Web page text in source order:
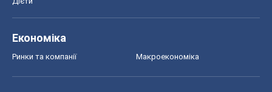
Економіка
Ринки та компанії Макроекономіка